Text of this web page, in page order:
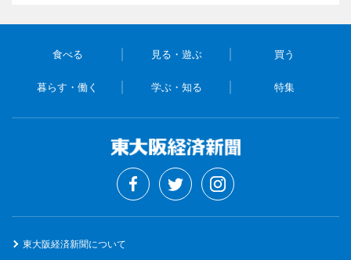
食べる 見る・遊ぶ 買う
暮らす・働く 学ぶ・知る 特集
東大阪経済新聞について